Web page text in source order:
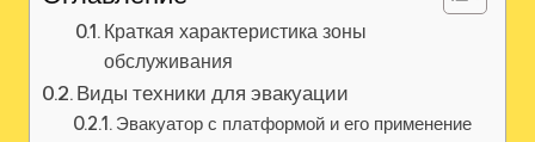
Краткая характеристика зоны
обслуживания
Виды техники для эвакуации
Эвакуатор с платформой и его применение